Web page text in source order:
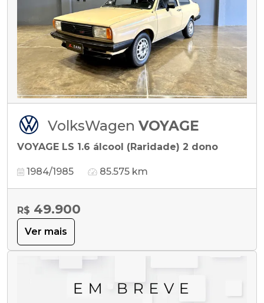
VolksWagen VOYAGE
VOYAGE LS 1.6 álcool (Raridade) 2 dono
1984/1985 85.575 km
R$ 49.900
Ver mais